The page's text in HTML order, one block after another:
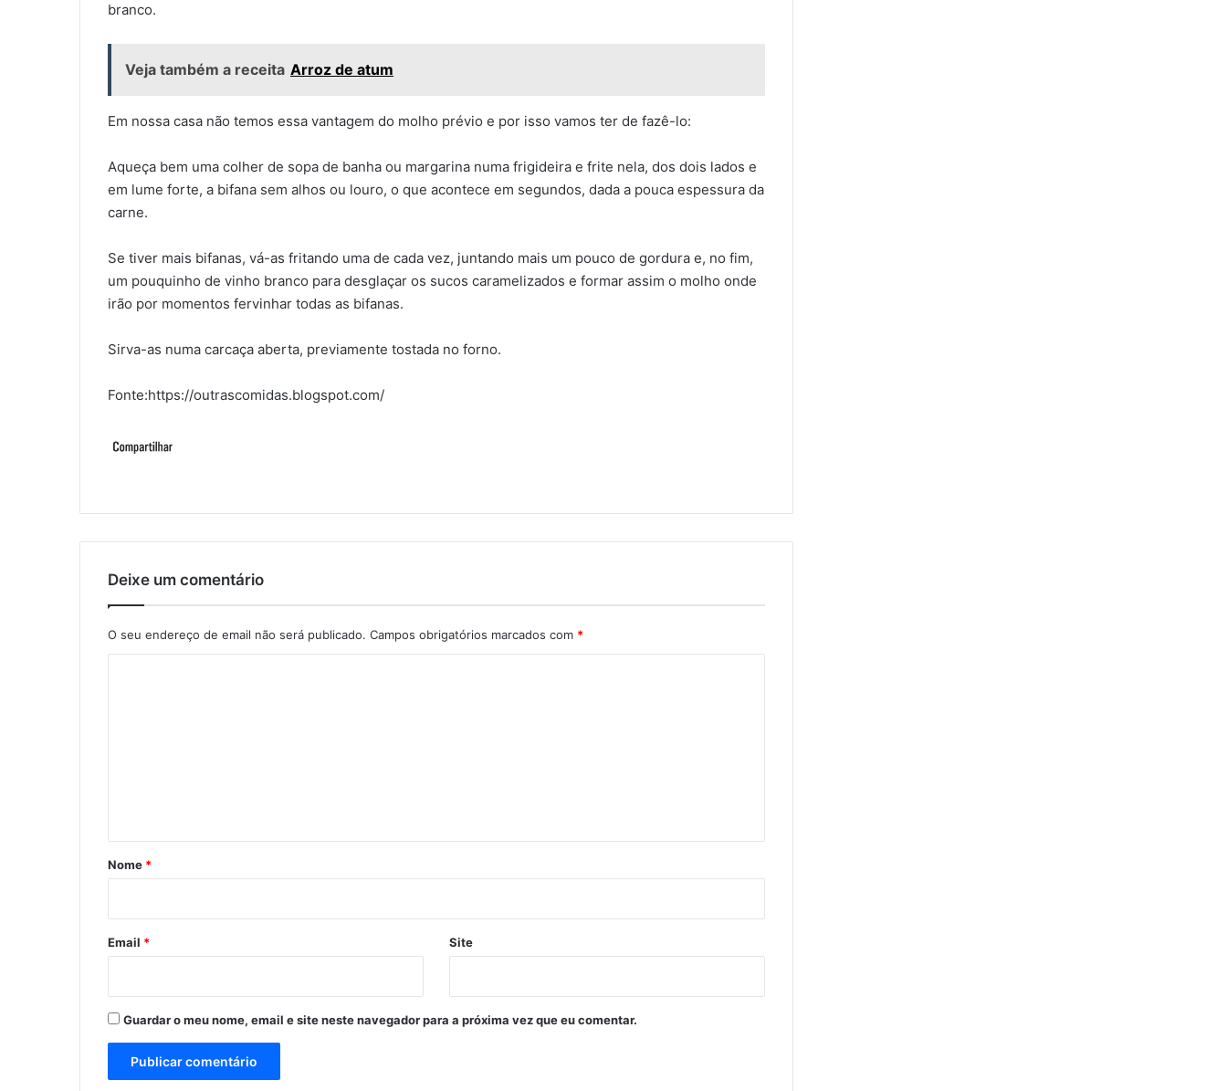
branco.
Veja também a receita Arroz de atum
Em nossa casa não temos essa vantagem do molho prévio e por isso vamos ter de fazê-lo:
Aqueça bem uma colher de sopa de banha ou margarina numa frigideira e frite nela, dos dois lados e
em lume forte, a bifana sem alhos ou louro, o que acontece em segundos, dada a pouca espessura da
carne.
Se tiver mais bifanas, vá-as fritando uma de cada vez, juntando mais um pouco de gordura e, no fim,
um pouquinho de vinho branco para desglaçar os sucos caramelizados e formar assim o molho onde
irão por momentos fervinhar todas as bifanas.
Sirva-as numa carcaça aberta, previamente tostada no forno.
Fonte:https://outrascomidas.blogspot.com/
Deixe um comentário
O seu endereço de email não será publicado. Campos obrigatórios marcados com *
r
*
Nome *
Email * Site
Guardar o meu nome, email e site neste navegador para a próxima vez que eu comentar.